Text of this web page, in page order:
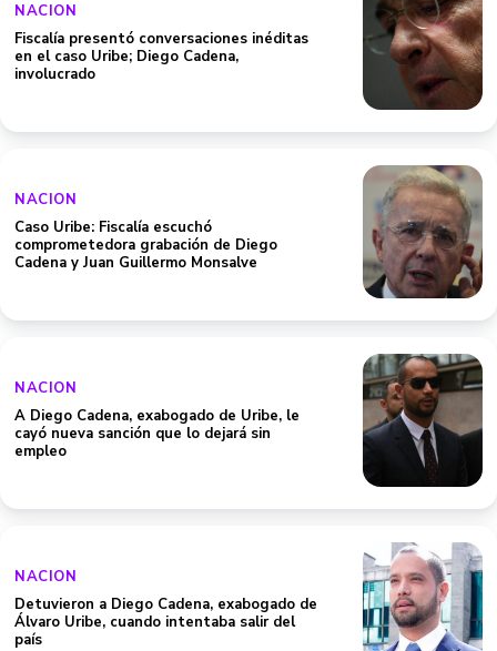
NACION
Fiscalía presentó conversaciones inéditas
en el caso Uribe; Diego Cadena,
involucrado
NACION
Caso Uribe: Fiscalía escuchó
comprometedora grabación de Diego
Cadena y Juan Guillermo Monsalve
NACION
A Diego Cadena, exabogado de Uribe, le
cayó nueva sanción que lo dejará sin
empleo
NACION
Detuvieron a Diego Cadena, exabogado de
Álvaro Uribe, cuando intentaba salir del
país